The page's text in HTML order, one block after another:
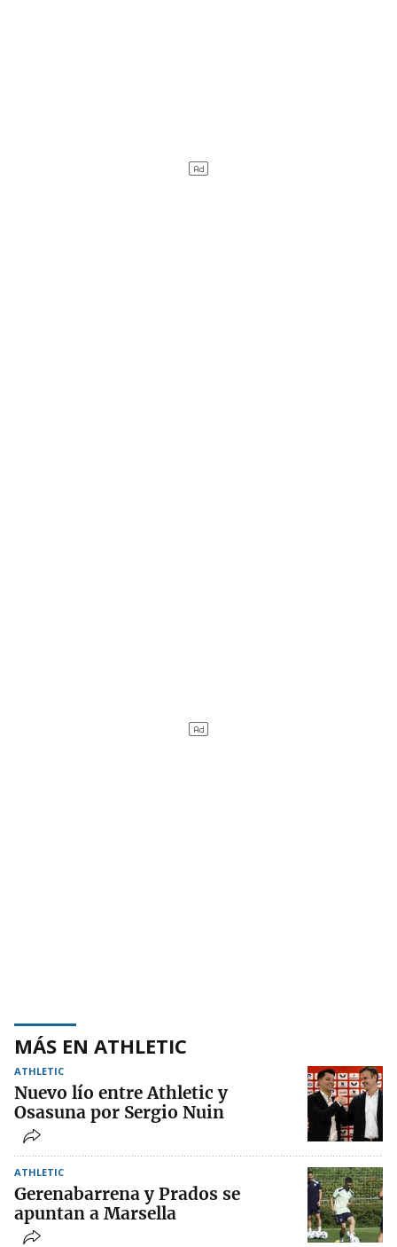
MÁS EN ATHLETIC
ATHLETIC
Nuevo lío entre Athletic y
Osasuna por Sergio Nuin
ATHLETIC
Gerenabarrena y Prados se
apuntan a Marsella